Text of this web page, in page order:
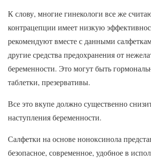
К слову, многие гинекологи все же
контрацепции имеет низкую
рекомендуют вместе с данными
другие средства предохранения от
беременности. Это могут быть
таблетки, презервативы.
Все это вкупе должно существенно
наступления беременности.
Салфетки на основе ноноксинола
безопасное, современное, удобное в